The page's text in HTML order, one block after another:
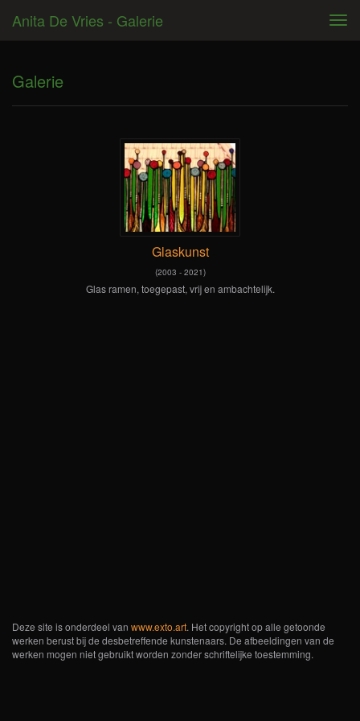
Anita De Vries - Galerie
Galerie
Glaskunst
(2003 - 2021)
Glas ramen, toegepast, vrij en ambachtelijk.
Deze site is onderdeel van www.exto.art. Het copyright op alle getoonde
werken berust bij de desbetreffende kunstenaars. De afbeeldingen van de
werken mogen niet gebruikt worden zonder schriftelijke toestemming.